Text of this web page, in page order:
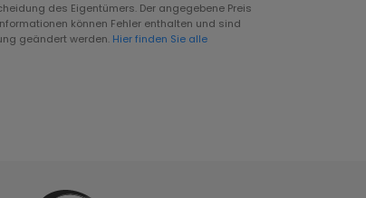
des Eigentümers. Der angegebene Preis
können Fehler enthalten und sind
geändert werden. Hier finden Sie alle